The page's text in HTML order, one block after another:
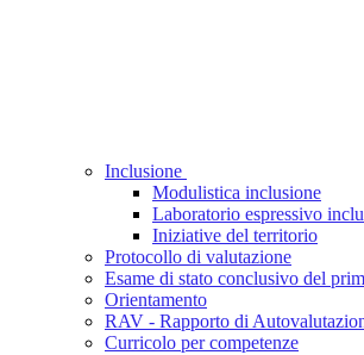
Inclusione
Modulistica inclusione
Laboratorio espressivo
Iniziative del territorio
Protocollo di valutazione
Esame di stato conclusivo del
Orientamento
RAV - Rapporto di
Curricolo per competenze